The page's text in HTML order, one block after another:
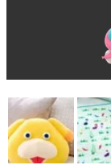
電ファミニコゲ
運営：株式会社